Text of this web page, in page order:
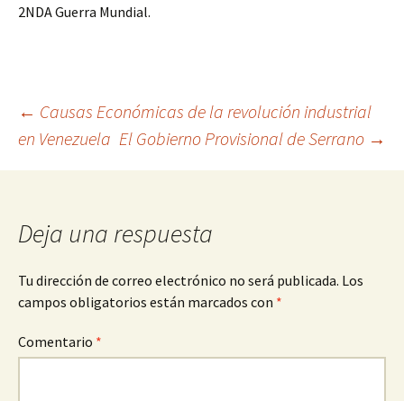
2NDA Guerra Mundial.
Navegación
de
entradas
← Causas Económicas de la revolución industrial
en Venezuela El Gobierno Provisional de Serrano →
Deja una respuesta
Tu dirección de correo electrónico no será publicada. Los
campos obligatorios están marcados con *
Comentario *